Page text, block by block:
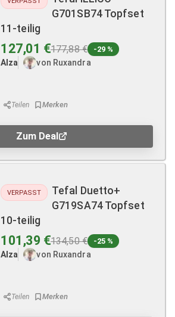
G701SB74 Topfset
11-teilig
127,01 €177,88 € -29 %
Alza von Ruxandra
Teilen
Zum Deal
VERPASST
Tefal Duetto+
G719SA74 Topfset
10-teilig
101,39 €134,50 € -25 %
Alza von Ruxandra
Teilen